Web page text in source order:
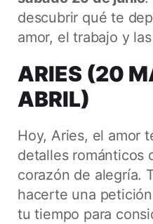
descubrir qué te
amor, el trabajo y
ARIES (20
ABRIL)
Hoy, Aries, el amor
detalles románticos
corazón de alegría.
hacerte una
tu tiempo para